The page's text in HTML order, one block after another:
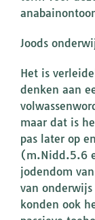
Joods
Het is
denken aan
maar dat is
pas later op
(m.Nidd.5.6
jodendom
van onderwijs
konden ook